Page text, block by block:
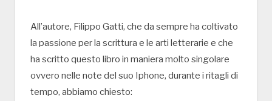
All’autore, Filippo Gatti, che da sempre ha coltivato
la passione per la scrittura e le arti letterarie e che
ha scritto questo libro in maniera molto singolare
ovvero nelle note del suo Iphone, durante i ritagli di
tempo, abbiamo chiesto: